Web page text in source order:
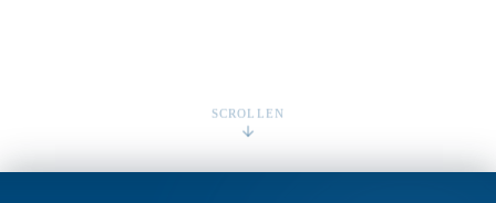
SCROLLEN